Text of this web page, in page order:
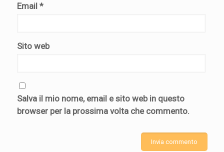
Email *
Sito web
Salva il mio nome, email e sito web in questo
browser per la prossima volta che commento.